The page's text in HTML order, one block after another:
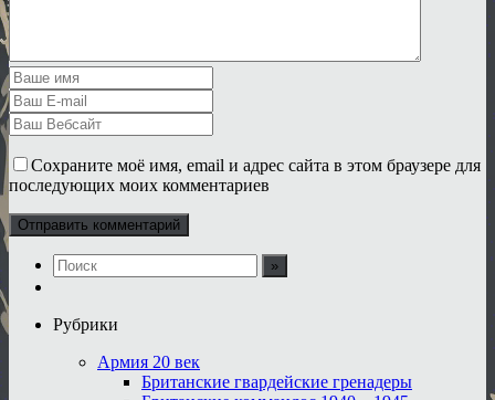
Сохраните моё имя, email и адрес сайта в этом браузере для
последующих моих комментариев
Рубрики
Армия 20 век
Британские гвардейские гренадеры